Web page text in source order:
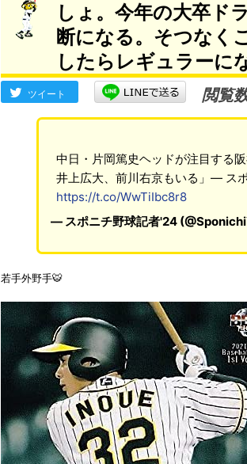
しょ。今年の大卒ド
断になる。そつなく
したらレギュラーに
ツイート 閲覧
中日・片岡篤史ヘッドが注目する
井上広大、前川右京もいる」― ス
https://t.co/WwTiIbc8r8
— スポニチ野球記者'24
若手外野手🐯